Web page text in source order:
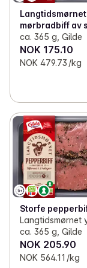
Langtidsmørnet
mørbradbiff av
ca. 365 g, Gilde
NOK 175.10
NOK 479.73 /kg
Storfe
Langtidsmørnet
ca. 365 g, Gilde
NOK 205.90
NOK 564.11 /kg